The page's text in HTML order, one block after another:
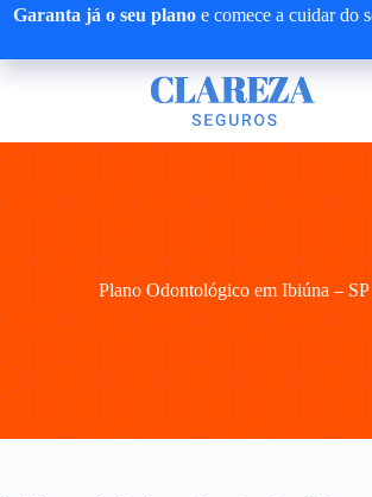
Pular
Garanta já o seu plano e comece a cuidar do
Plano Odontológico em Ibiúna – SP